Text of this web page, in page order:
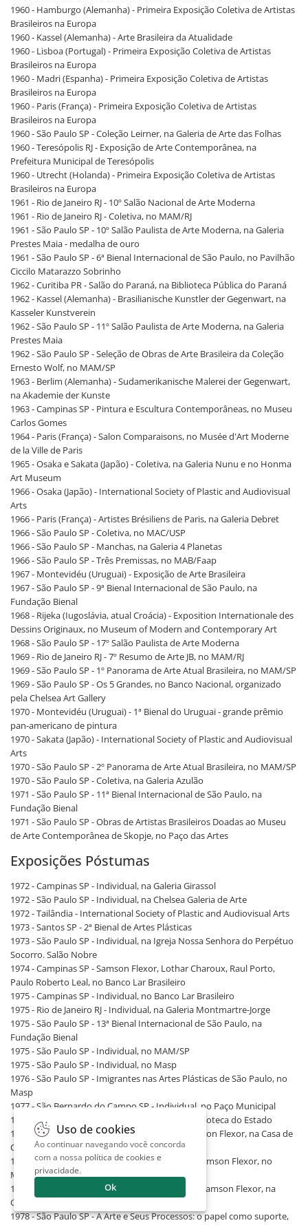
1960 - Hamburgo (Alemanha) - Primeira Exposição Coletiva de Artistas
Brasileiros na Europa
1960 - Kassel (Alemanha) - Arte Brasileira da Atualidade
1960 - Lisboa (Portugal) - Primeira Exposição Coletiva de Artistas
Brasileiros na Europa
1960 - Madri (Espanha) - Primeira Exposição Coletiva de Artistas
Brasileiros na Europa
1960 - Paris (França) - Primeira Exposição Coletiva de Artistas
Brasileiros na Europa
1960 - São Paulo SP - Coleção Leirner, na Galeria de Arte das Folhas
1960 - Teresópolis RJ - Exposição de Arte Contemporânea, na
Prefeitura Municipal de Teresópolis
1960 - Utrecht (Holanda) - Primeira Exposição Coletiva de Artistas
Brasileiros na Europa
1961 - Rio de Janeiro RJ - 10º Salão Nacional de Arte Moderna
1961 - Rio de Janeiro RJ - Coletiva, no MAM/RJ
1961 - São Paulo SP - 10º Salão Paulista de Arte Moderna, na Galeria
Prestes Maia - medalha de ouro
1961 - São Paulo SP - 6ª Bienal Internacional de São Paulo, no Pavilhão
Ciccilo Matarazzo Sobrinho
1962 - Curitiba PR - Salão do Paraná, na Biblioteca Pública do Paraná
1962 - Kassel (Alemanha) - Brasilianische Kunstler der Gegenwart, na
Kasseler Kunstverein
1962 - São Paulo SP - 11º Salão Paulista de Arte Moderna, na Galeria
Prestes Maia
1962 - São Paulo SP - Seleção de Obras de Arte Brasileira da Coleção
Ernesto Wolf, no MAM/SP
1963 - Berlim (Alemanha) - Sudamerikanische Malerei der Gegenwart,
na Akademie der Kunste
1963 - Campinas SP - Pintura e Escultura Contemporâneas, no Museu
Carlos Gomes
1964 - Paris (França) - Salon Comparaisons, no Musée d'Art Moderne
de la Ville de Paris
1965 - Osaka e Sakata (Japão) - Coletiva, na Galeria Nunu e no Honma
Art Museum
1966 - Osaka (Japão) - International Society of Plastic and Audiovisual
Arts
1966 - Paris (França) - Artistes Brésiliens de Paris, na Galeria Debret
1966 - São Paulo SP - Coletiva, no MAC/USP
1966 - São Paulo SP - Manchas, na Galeria 4 Planetas
1966 - São Paulo SP - Três Premissas, no MAB/Faap
1967 - Montevidéu (Uruguai) - Exposição de Arte Brasileira
1967 - São Paulo SP - 9ª Bienal Internacional de São Paulo, na
Fundação Bienal
1968 - Rijeka (Iugoslávia, atual Croácia) - Exposition Internationale des
Dessins Originaux, no Museum of Modern and Contemporary Art
1968 - São Paulo SP - 17º Salão Paulista de Arte Moderna
1969 - Rio de Janeiro RJ - 7º Resumo de Arte JB, no MAM/RJ
1969 - São Paulo SP - 1º Panorama de Arte Atual Brasileira, no MAM/SP
1969 - São Paulo SP - Os 5 Grandes, no Banco Nacional, organizado
pela Chelsea Art Gallery
1970 - Montevidéu (Uruguai) - 1ª Bienal do Uruguai - grande prêmio
pan-americano de pintura
1970 - Sakata (Japão) - International Society of Plastic and Audiovisual
Arts
1970 - São Paulo SP - 2º Panorama de Arte Atual Brasileira, no MAM/SP
1970 - São Paulo SP - Coletiva, na Galeria Azulão
1971 - São Paulo SP - 11ª Bienal Internacional de São Paulo, na
Fundação Bienal
1971 - São Paulo SP - Obras de Artistas Brasileiros Doadas ao Museu
de Arte Contemporânea de Skopje, no Paço das Artes
Exposições Póstumas
1972 - Campinas SP - Individual, na Galeria Girassol
1972 - São Paulo SP - Individual, na Chelsea Galeria de Arte
1972 - Tailândia - International Society of Plastic and Audiovisual Arts
1973 - Santos SP - 2ª Bienal de Artes Plásticas
1973 - São Paulo SP - Individual, na Igreja Nossa Senhora do Perpétuo
Socorro. Salão Nobre
1974 - Campinas SP - Samson Flexor, Lothar Charoux, Raul Porto,
Paulo Roberto Leal, no Banco Lar Brasileiro
1975 - Campinas SP - Individual, no Banco Lar Brasileiro
1975 - Rio de Janeiro RJ - Individual, na Galeria Montmartre-Jorge
1975 - São Paulo SP - 13ª Bienal Internacional de São Paulo, na
Fundação Bienal
1975 - São Paulo SP - Individual, no MAM/SP
1975 - São Paulo SP - Individual, no Masp
1976 - São Paulo SP - Imigrantes nas Artes Plásticas de São Paulo, no
Masp
1977 - São Bernardo do Campo SP - Individual, no Paço Municipal
1977 - São Paulo SP - Destaque do Mês, na Pinacoteca do Estado
1978 - Recife PE - Gouaches e Aquarelas de Samson Flexor, na Casa de
Cultura de Pernambuco
1978 - Salvador BA - Gouaches e Aquarelas de Samson Flexor, no
MAM/BA
1978 - São Paulo SP - Gouaches e Aquarelas de Samson Flexor, na
Galeria Arte Global
1978 - São Paulo SP - A Arte e Seus Processos: o papel como suporte,
Uso de cookies
Ao continuar navegando você concorda
com a nossa política de cookies e
privacidade.
Ok